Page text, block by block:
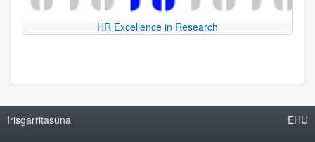
HR Excellence in Research
Irisgarritasuna EHU